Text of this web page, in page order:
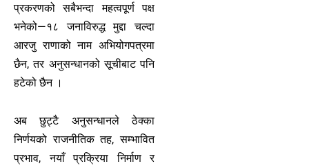
प्रकरणको सबैभन्दा महत्वपूर्ण पक्ष
भनेको—१८ जनाविरुद्ध मुद्दा चल्दा
आरजु राणाको नाम अभियोगपत्रमा
छैन, तर अनुसन्धानको सूचीबाट पनि
हटेको छैन ।
अब छुट्टै अनुसन्धानले ठेक्का
निर्णयको राजनीतिक तह, सम्भावित
प्रभाव, नयाँ प्रक्रिया निर्माण र